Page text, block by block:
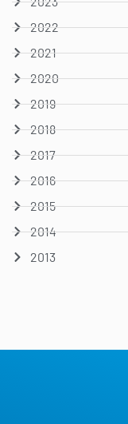
2022
2021
2020
2019
2018
2017
2016
2015
2014
2013